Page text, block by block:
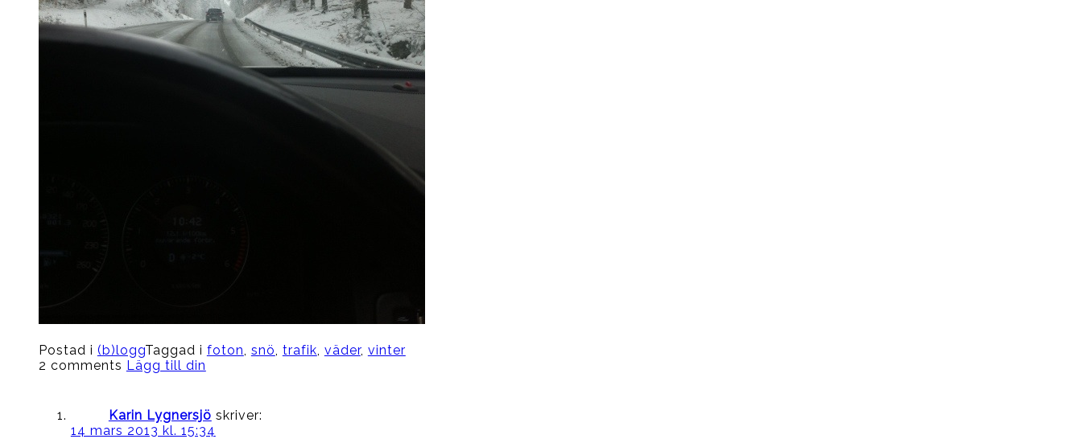
Postad i (b)loggTaggad i foton, snö, trafik, väder, vinter
2 comments Lägg till din
Karin Lygnersjö skriver:
14 mars 2013 kl. 15:34